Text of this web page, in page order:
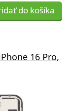
do košíka
16 Pro,